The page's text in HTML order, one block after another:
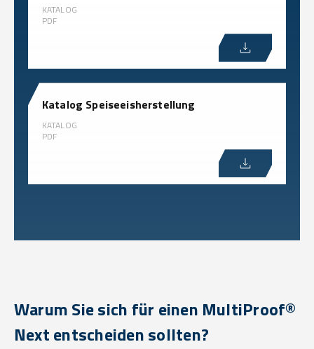
KATALOG
PDF
Katalog Speiseeisherstellung
KATALOG
PDF
Warum Sie sich für einen MultiProof®
Next entscheiden sollten?